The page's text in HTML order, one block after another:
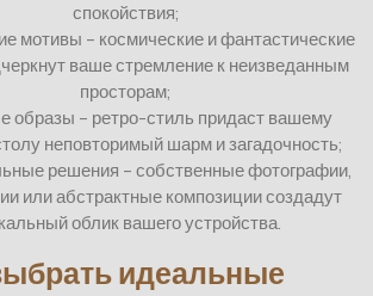
спокойствия;
мотивы – космические и фантастические
ваше стремление к неизведанным
просторам;
образы – ретро-стиль придаст вашему
неповторимый шарм и загадочность;
решения – собственные фотографии,
или абстрактные композиции создадут
облик вашего устройства.
идеальные